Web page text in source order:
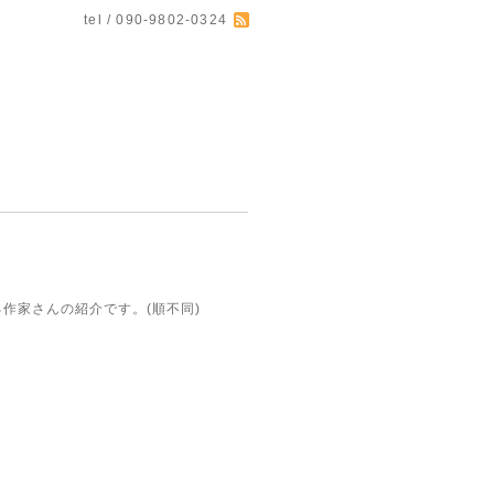
tel / 090-9802-0324
家さんの紹介です。(順不同)